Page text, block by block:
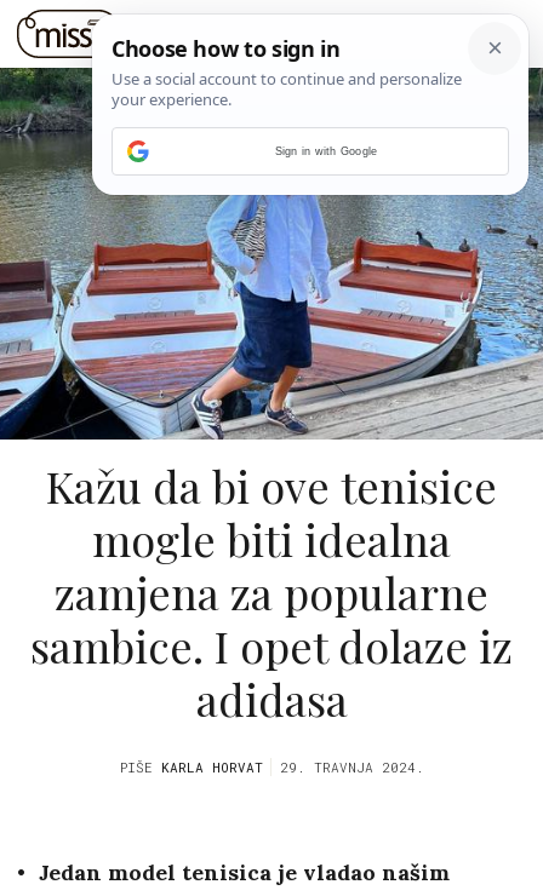
Kažu da bi ove tenisice
mogle biti idealna
zamjena za popularne
sambice. I opet dolaze iz
adidasa
PIŠE KARLA HORVAT 29. TRAVNJA 2024.
Jedan model tenisica je vladao našim
Sign in with Google